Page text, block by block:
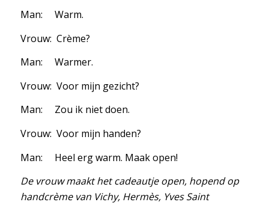
Man: Warm.
Vrouw: Crème?
Man: Warmer.
Vrouw: Voor mijn gezicht?
Man: Zou ik niet doen.
Vrouw: Voor mijn handen?
Man: Heel erg warm. Maak open!
De vrouw maakt het cadeautje open, hopend op
handcrème van Vichy, Hermès, Yves Saint